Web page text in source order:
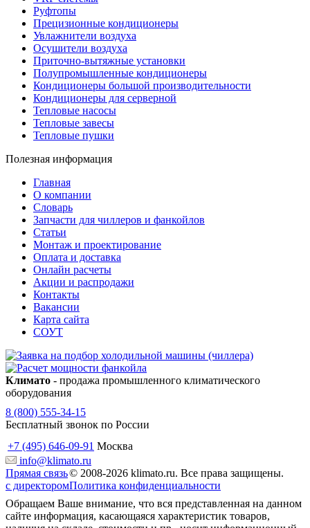
Руфтопы
Прецизионные кондиционеры
Увлажнители воздуха
Осушители воздуха
Приточно-вытяжные установки
Полупромышленные кондиционеры
Кондиционеры большой производительности
Кондиционеры для серверной
Тепловые насосы
Тепловые завесы
Тепловые пушки
Полезная информация
Главная
О компании
Словарь
Запчасти для чиллеров и фанкойлов
Статьи
Монтаж и проектирование
Оплата и доставка
Онлайн расчеты
Акции и распродажи
Контакты
Вакансии
Карта сайта
СОУТ
Климато - продажа промышленного климатического
оборудования
8 (800) 555-34-15
Бесплатный звонок по России
+7 (495) 646-09-91 Москва
info@klimato.ru
Прямая связь
с директором
© 2008-2026 klimato.ru. Все права защищены.
Политика конфиденциальности
Обращаем Ваше внимание, что вся представленная на данном
сайте информация, касающаяся характеристик товаров,